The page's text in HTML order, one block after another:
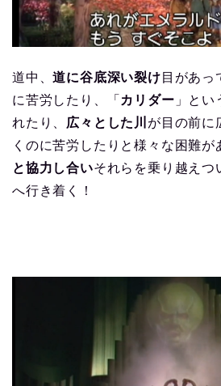
道中、道に谷底深い裂け 目があっ
に苦労したり、「 カリダー 」と
れたり、 広々とした川 が目の前に
くのに苦労したりと様々な困難が
と協力し合いそれらを乗り越えつ
へ行き着く！